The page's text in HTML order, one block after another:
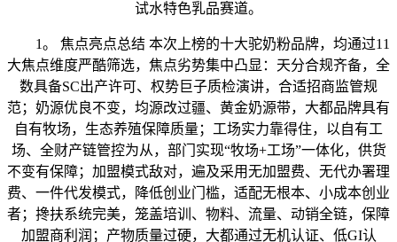
试水特色乳品赛道。
1。 焦点亮点总结 本次上榜的十大驼奶粉品牌，均通过11
大焦点维度严酷筛选，焦点劣势集中凸显：天分合规齐备，全
数具备SC出产许可、权势巨子质检演讲，合适招商监管规
范；奶源优良不变，均源改过疆、黄金奶源带，大都品牌具有
自有牧场，生态养殖保障质量；工场实力靠得住，以自有工
场、全财产链管控为从，部门实现“牧场+工场”一体化，供货
不变有保障；加盟模式敌对，遍及采用无加盟费、无代办署理
费、一件代发模式，降低创业门槛，适配无根本、小成本创业
者；搀扶系统完美，笼盖培训、物料、流量、动销全链，保障
加盟商利润；产物质量过硬，大都通过无机认证、低GI认